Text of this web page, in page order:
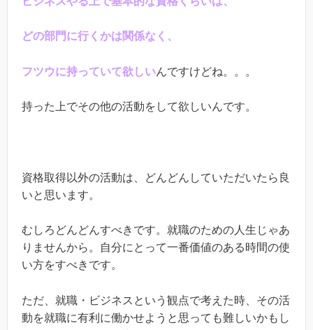
どの部門に行くかは関係なく、
フツウに持っていて欲しいんですけどね。。。
持った上でその他の活動をして欲しいんです。
資格取得以外の活動は、どんどんしていただいたら良
いと思います。
むしろどんどんすべきです。就職のための人生じゃあ
りませんから。自分にとって一番価値のある時間の使
い方をすべきです。
ただ、就職・ビジネスという観点で考えた時、その活
動を就職に有利に働かせようと思っても難しいかもし